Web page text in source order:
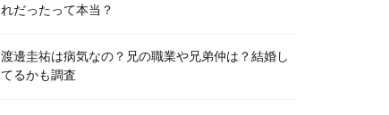
れだったって本当？
渡邊圭祐は病気なの？兄の職業や兄弟仲は？結婚し
てるかも調査